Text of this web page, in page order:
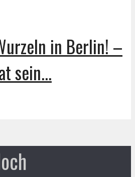
in Berlin! –
sein...